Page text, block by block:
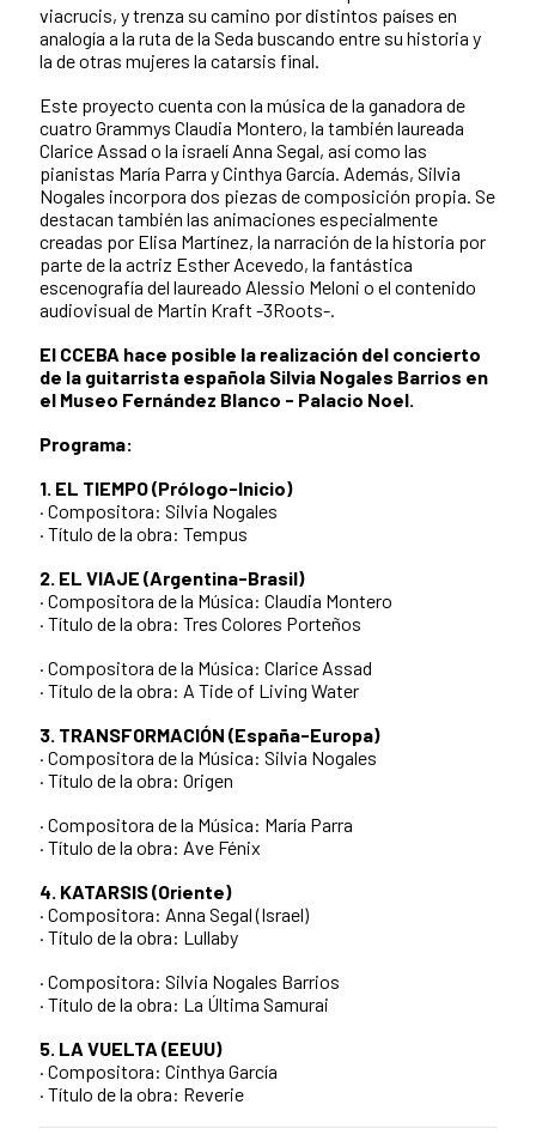
viacrucis, y trenza su camino por distintos países en
analogía a la ruta de la Seda buscando entre su historia y
la de otras mujeres la catarsis final.
Este proyecto cuenta con la música de la ganadora de
cuatro Grammys Claudia Montero, la también laureada
Clarice Assad o la israelí Anna Segal, así como las
pianistas María Parra y Cinthya García. Además, Silvia
Nogales incorpora dos piezas de composición propia. Se
destacan también las animaciones especialmente
creadas por Elisa Martínez, la narración de la historia por
parte de la actriz Esther Acevedo, la fantástica
escenografía del laureado Alessio Meloni o el contenido
audiovisual de Martin Kraft -3Roots-.
El CCEBA hace posible la realización del concierto
de la guitarrista española Silvia Nogales Barrios en
el Museo Fernández Blanco - Palacio Noel.
Programa:
1. EL TIEMPO (Prólogo-Inicio)
· Compositora: Silvia Nogales
· Título de la obra: Tempus
2. EL VIAJE (Argentina-Brasil)
· Compositora de la Música: Claudia Montero
· Título de la obra: Tres Colores Porteños
· Compositora de la Música: Clarice Assad
· Título de la obra: A Tide of Living Water
3. TRANSFORMACIÓN (España-Europa)
· Compositora de la Música: Silvia Nogales
· Título de la obra: Origen
· Compositora de la Música: María Parra
· Título de la obra: Ave Fénix
4. KATARSIS (Oriente)
· Compositora: Anna Segal (Israel)
· Título de la obra: Lullaby
· Compositora: Silvia Nogales Barrios
· Título de la obra: La Última Samurai
5. LA VUELTA (EEUU)
· Compositora: Cinthya García
· Título de la obra: Reverie